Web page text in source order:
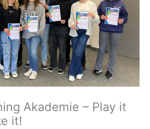
Akademie – Play it
it!